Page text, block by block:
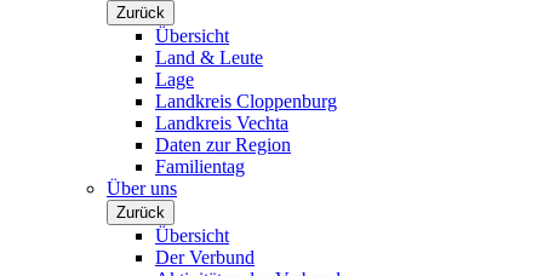
Zurück
Übersicht
Land & Leute
Lage
Landkreis Cloppenburg
Landkreis Vechta
Daten zur Region
Familientag
Über uns
Zurück
Übersicht
Der Verbund